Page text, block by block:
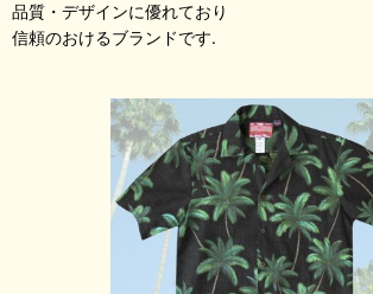
品質・デザインに優れており
信頼のおけるブランドです.